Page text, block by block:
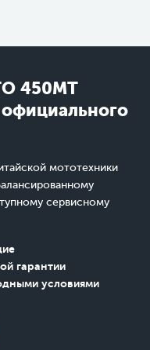
450MT
мототехники
сервисному
гарантии
условиями